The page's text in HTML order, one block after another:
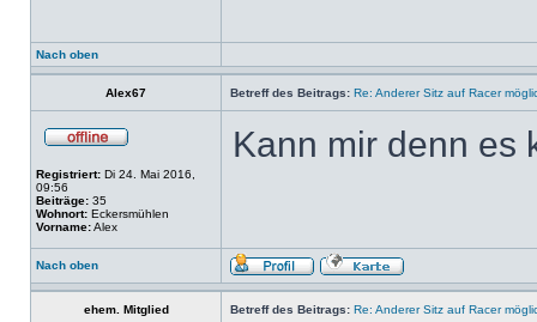
Nach oben
Alex67 Betreff des Beitrags: Re: Anderer Sitz auf Racer
Registriert: Di 24. Mai 2016,
09:56
Beiträge: 35
Wohnort: Eckersmühlen
Vorname:Alex
Kann mir denn es
Nach oben
ehem. Mitglied Betreff des Beitrags: Re: Anderer Sitz auf Racer